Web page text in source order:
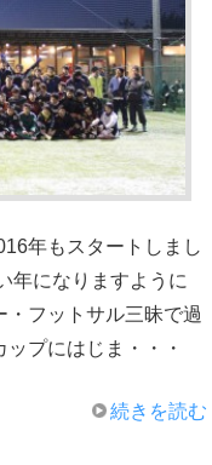
年もスタートしまし
年になりますように
フットサル三昧で過
プにはじま・・・
続きを読む